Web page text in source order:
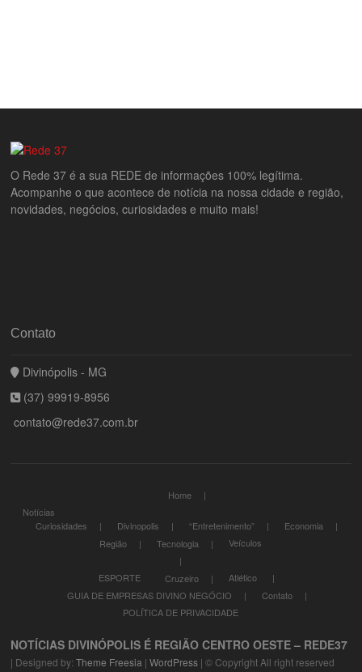
O Rede 37 é a sua REDE de informações 100% legítima.
Acompanhe o que acontece de notícia na nossa cidade e região,
novidades, negócios, curiosidades e muito mais!
Contato
Divinópolis - MG
(37) 99919-8956
contato@rede37.com.br
Home
Notícias
Curiosidades
Divinopolis “Entretenimento”
Economia
Região
Tecnologia Veículos
ESPORTE Cruzeiro
Atlético
GUIA DE EMPRESAS DIVINO NEGÓCIO
Contato
POLÍTICA DE PRIVACIDADE
NOTÍCIAS DIVINÓPOLIS É REGIÃO CENTRO OESTE – REDE37
| Designed by:Theme Freesia |WordPress | © Copyright All right reserved